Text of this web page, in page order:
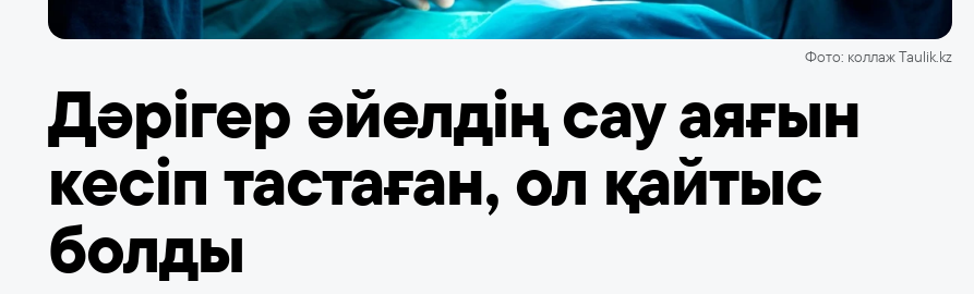
Фото: коллаж Taulik.kz
Дәрігер әйелдің сау аяғын
кесіп тастаған, ол қайтыс
болды